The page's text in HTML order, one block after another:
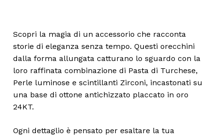
Scopri la magia di un accessorio che racconta
storie di eleganza senza tempo. Questi orecchini
dalla forma allungata catturano lo sguardo con la
loro raffinata combinazione di Pasta di Turchese,
Perle luminose e scintillanti Zirconi, incastonati su
una base di ottone antichizzato placcato in oro
24KT.
Ogni dettaglio è pensato per esaltare la tua